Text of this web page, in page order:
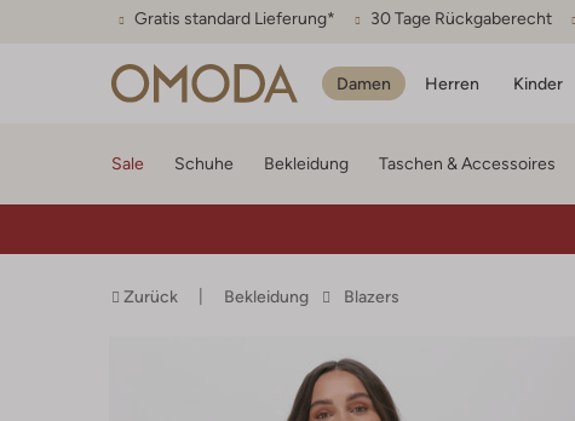
Gratis standard Lieferung* 30 Tage Rückgaberecht
Damen Herren Kinder
Sale Schuhe Bekleidung Taschen & Accessoires
Zurück Bekleidung Blazers